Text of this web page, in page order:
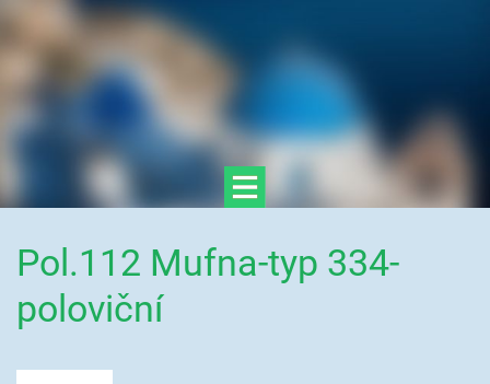
Pol.112 Mufna-typ 334-
poloviční